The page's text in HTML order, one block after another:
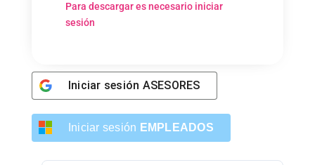
Para descargar es necesario iniciar
sesión
Iniciar sesión ASESORES
Iniciar sesión EMPLEADOS